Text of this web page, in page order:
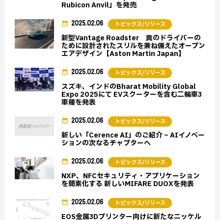
Rubicon Anvil」を発売
新型Vantage Roadster 真のドライバーの
ために設計されたスリルを兼ね備えたオープン
エアデザイン【Aston Martin Japan】
2025.02.06 トピックス/リリース
スズキ、インドのBharat Mobility Global
Expo 2025にて EVスクーターを含む二輪車3
車種を発表
2025.02.06 トピックス/リリース
新しい「Cerence AI」のご紹介 – AIイノベー
ションの次なるチャプターへ
2025.02.06 トピックス/リリース
NXP、NFCセキュリティ・アプリケーション
を簡素化する 新しいMIFARE DUOXを発表
2025.02.06 トピックス/リリース
EOS金属3Dプリンター向けに新たなニッケル
2025.02.06 トピックス/リリース